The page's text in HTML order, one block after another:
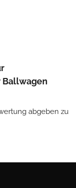
Ballwagen
abgeben zu